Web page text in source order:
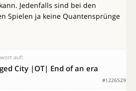
Jedenfalls sind bei den
Spielen ja keine Quantensprünge
auf:
City |OT| End of an era
#1226529